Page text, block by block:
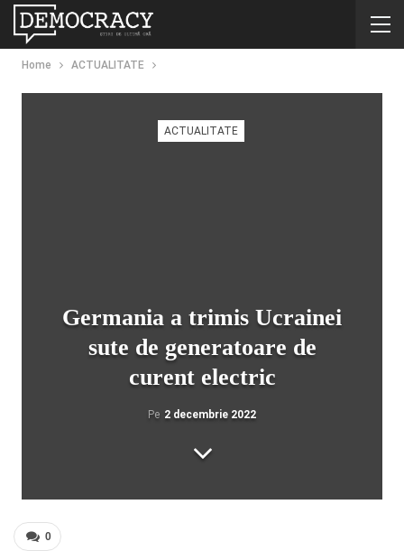
Home ACTUALITATE
ACTUALITATE
Germania a trimis Ucrainei
sute de generatoare de
curent electric
Pe 2 decembrie 2022
0